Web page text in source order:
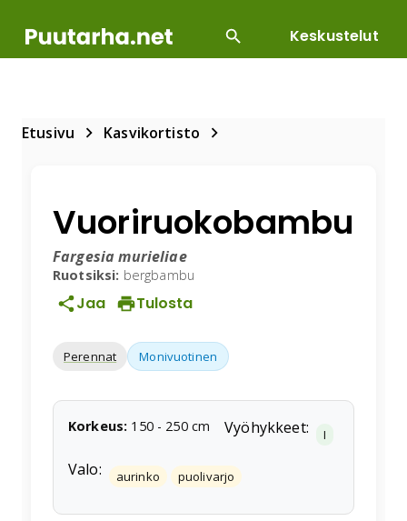
Keskustelut
Etusivu Kasvikortisto
Vuoriruokobambu
Fargesia murieliae
Ruotsiksi: bergbambu
Jaa Tulosta
Perennat Monivuotinen
Korkeus: 150- 250cm Vyöhykkeet: I
Valo: aurinko puolivarjo